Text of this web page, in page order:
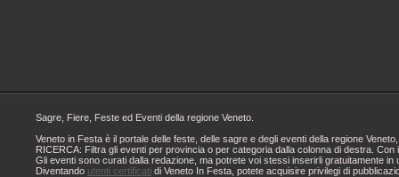
Sagre, Fiere, Feste ed Eventi della regione Veneto.
Veneto in Festa è il portale delle feste, delle sagre e degli eventi della regione
RICERCA: Filtra gli eventi per provincia o per categoria dalla colonna di destra.
Gli eventi sono curati dalla redazione, ma potrete voi stessi inserirli gratuitamente
Diventando utenti certificati di Veneto In Festa, potete acquisire privilegi di